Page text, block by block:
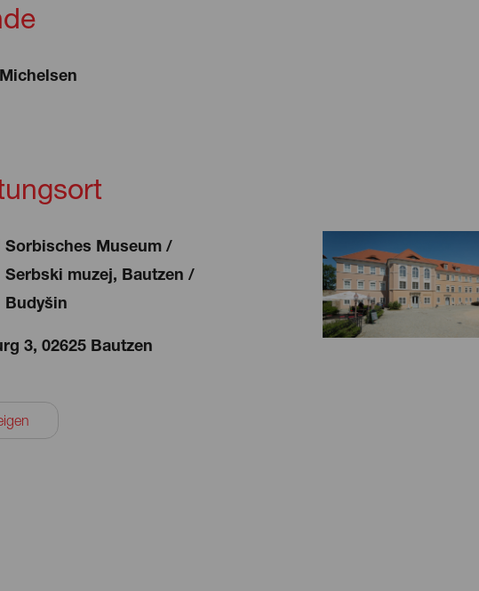
Sorbisches Museum /
Serbski muzej, Bautzen /
Budyšin
3, 02625 Bautzen